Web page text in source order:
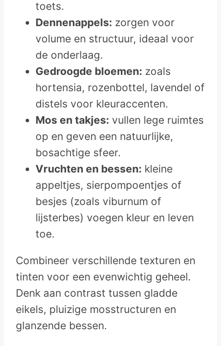
toets.
Dennenappels: zorgen voor
volume en structuur, ideaal voor
de onderlaag.
Gedroogde bloemen: zoals
hortensia, rozenbottel, lavendel of
distels voor kleuraccenten.
Mos en takjes: vullen lege ruimtes
op en geven een natuurlijke,
bosachtige sfeer.
Vruchten en bessen: kleine
appeltjes, sierpompoentjes of
besjes (zoals viburnum of
lijsterbes) voegen kleur en leven
toe.
Combineer verschillende texturen en
tinten voor een evenwichtig geheel.
Denk aan contrast tussen gladde
eikels, pluizige mosstructuren en
glanzende bessen.